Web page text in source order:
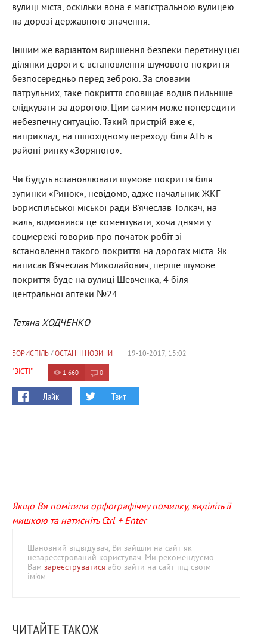
вулиці міста, оскільки вона є магістральною вулицею
на дорозі державного значення.
Іншим же варіантом вирішення безпеки перетину цієї
ділянки дороги є встановлення шумового покриття
безпосередньо перед зеброю. За словами
патрульних, таке покриття сповіщає водіїв пильніше
слідкувати за дорогою. Цим самим може попередити
небезпечну ситуацію. Такий пристрій вже є,
наприклад, на пішохідному переході біля АТБ в
районі ринку «Зоряного».
Чи будуть встановлювати шумове покриття біля
зупинки «Ринок», невідомо, адже начальник ЖКГ
Бориспільської міської ради В’ячеслав Толкач, на
жаль, відмовився це коментувати, хоча днями у
соцмережі говорив про початок робіт зі
встановлення такого покриття на дорогах міста. Як
написав В’ячеслав Миколайович, перше шумове
покриття буде на вулиці Шевченка, 4 біля
центральної аптеки №24.
Тетяна ХОДЧЕНКО
БОРИСПІЛЬ/ ОСТАННІ НОВИНИ
19-10-2017, 15:02
"ВІСТІ"
1 660 0
Лайк Твит
Якщо Ви помітили орфографічну помилку, виділіть її
мишкою та натисніть Ctrl + Enter
Шановний відвідувач, Ви зайшли на сайт як
незареєстрований користувач. Ми рекомендуємо
Вам зареєструватися або зайти на сайт під своїм
ім'ям.
ЧИТАЙТЕ ТАКОЖ